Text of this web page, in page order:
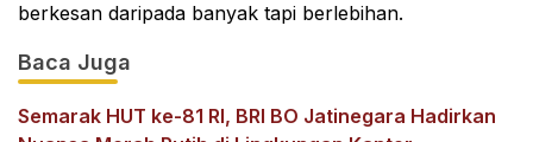
berkesan daripada banyak tapi berlebihan.
Baca Juga
Semarak HUT ke-81 RI, BRI BO Jatinegara Hadirkan